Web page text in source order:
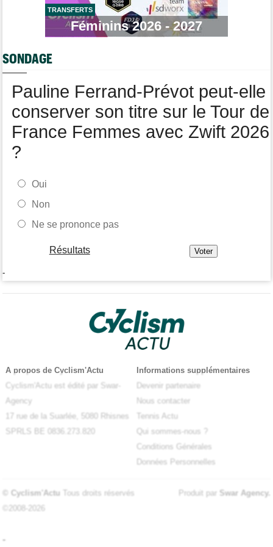
Route
Robert Gesink : "Le cyclisme moderne est beaucoup plus
propre..."
Joao Almeida a dû abandonner après une chute
TRANSFERTS
Féminins 2026 - 2027
SONDAGE
Pauline Ferrand-Prévot peut-elle
conserver son titre sur le Tour de
France Femmes avec Zwift 2026
?
Oui
Non
Ne se prononce pas
Résultats
-
A propos de Cyclism'Actu
Cyclism'Actu est édité par Swar-
Agency
17 rue de la Suarlée, 5080 Rhisnes
SPRLS BE 0836.273.820
Informations supplémentaires
Devenir partenaire
Nous contacter
Tennis Actu
Qui sommes-nous ?
Conditions Générales
Données Personnelles
© Cyclism'Actu Tous droits réservés
©2008-2026
Produit par Swar Agency.
-